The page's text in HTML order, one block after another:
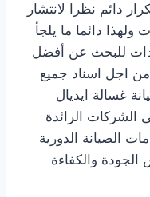
دائم نظرا لانتشار
ولهذا دائما ما يلجأ
للبحث عن أفضل
اجل اسناد جميع
غسالة ايديال
أولى الشركات الرائدة
الصيانة الدورية
والكفاءة